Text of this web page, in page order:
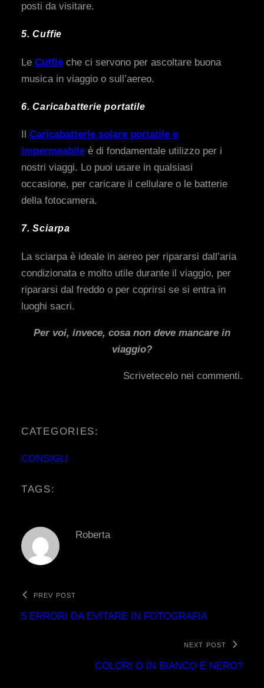
posti da visitare.
5. Cuffie
Le Cuffie che ci servono per ascoltare buona
musica in viaggio o sull’aereo.
6. Caricabatterie portatile
Caricabatterie solare portatile e
impermeabile è di fondamentale utilizzo per i
nostri viaggi. Lo puoi usare in qualsiasi
occasione, per caricare il cellulare o le batterie
della fotocamera.
7. Sciarpa
La sciarpa è ideale in aereo per ripararsi dall’aria
condizionata e molto utile durante il viaggio, per
ripararsi dal freddo o per coprirsi se si entra in
luoghi sacri.
Per voi, invece, cosa non deve mancare in
viaggio?
Scrivetecelo nei commenti.
CATEGORIES:
CONSIGLI
TAGS:
Roberta
PREV POST
5 ERRORI DA EVITARE IN FOTOGRAFIA
NEXT POST
COLORI O IN BIANCO E NERO?